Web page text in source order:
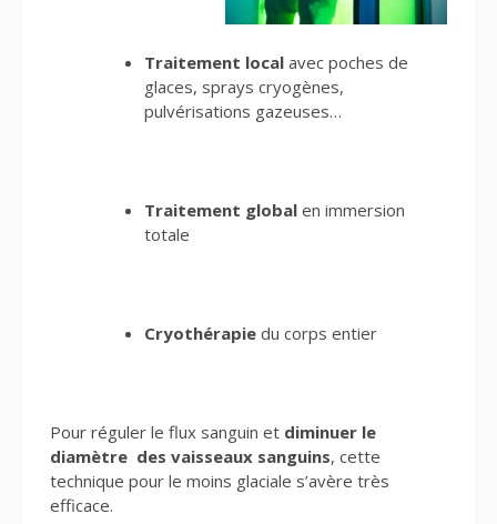
Traitement local avec poches de
glaces, sprays cryogènes,
pulvérisations gazeuses…
Traitement global en immersion
totale
Cryothérapie du corps entier
Pour réguler le flux sanguin et diminuer le
diamètre des vaisseaux sanguins, cette
technique pour le moins glaciale s’avère très
efficace.